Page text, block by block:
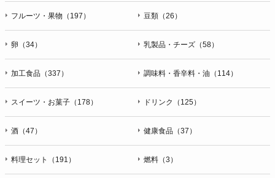
フルーツ・果物（197） 豆類（26）
卵（34） 乳製品・チーズ（58）
加工食品（337） 調味料・香辛料・油（114）
スイーツ・お菓子（178） ドリンク（125）
酒（47） 健康食品（37）
料理セット（191） 燃料（3）